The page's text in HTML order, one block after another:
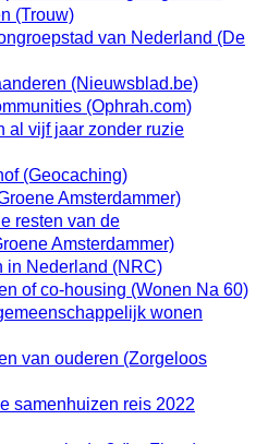
(Trouw)
van Nederland (De
(Nieuwsblad.be)
(Ophrah.com)
al vijf jaar zonder ruzie
(Geocaching)
Amsterdammer)
resten van de
Amsterdammer)
in Nederland (NRC)
of co-housing (Wonen Na 60)
wonen
van ouderen (Zorgeloos
samenhuizen reis 2022